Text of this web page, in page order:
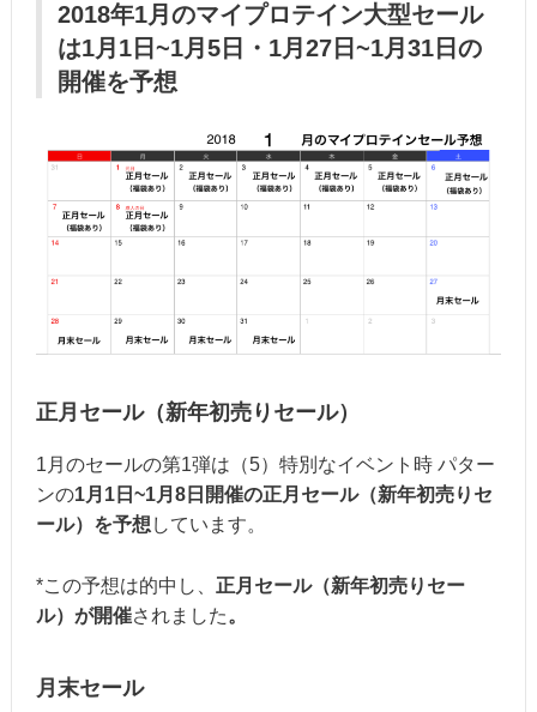
2018年1月のマイプロテイン大型セール
は1月1日~1月5日・1月27日~1月31日の
開催を予想
正月セール（新年初売りセール）
1月のセールの第1弾は（5）特別なイベント時 パター
ンの1月1日~1月8日開催の正月セール（新年初売りセ
ール）を予想 しています。
*この予想は的中し、 正月セール（新年初売りセー
ル）が開催されました。
月末セール